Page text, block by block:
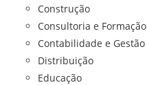
Construção
Consultoria e Formação
Contabilidade e Gestão
Distribuição
Educação